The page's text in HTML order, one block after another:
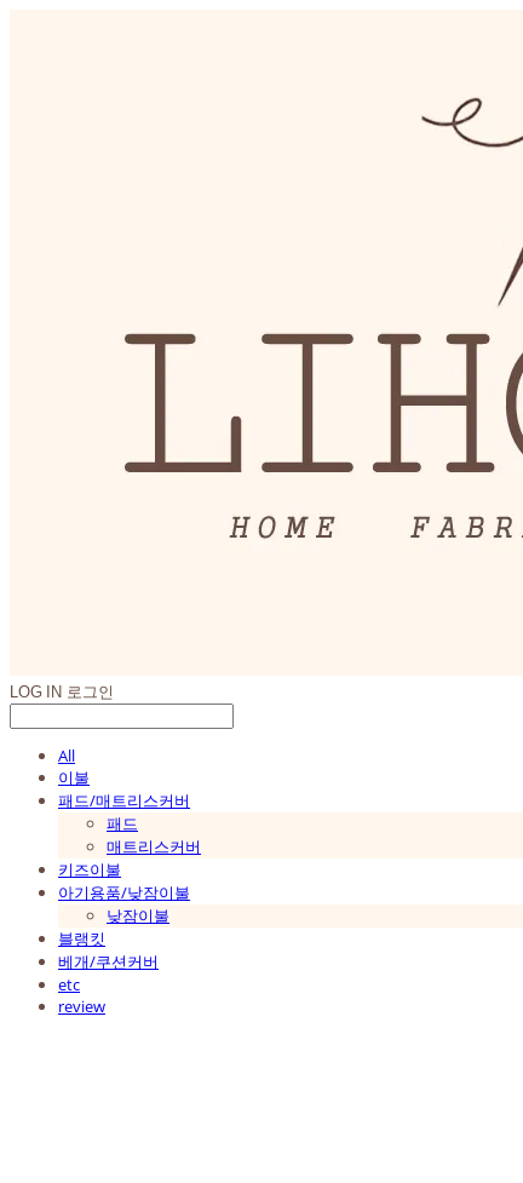
LOG IN 로그인
All
이불
패드/매트리스커버
패드
매트리스커버
키즈이불
아기용품/낮잠이불
낮잠이불
블랭킷
베개/쿠션커버
etc
review